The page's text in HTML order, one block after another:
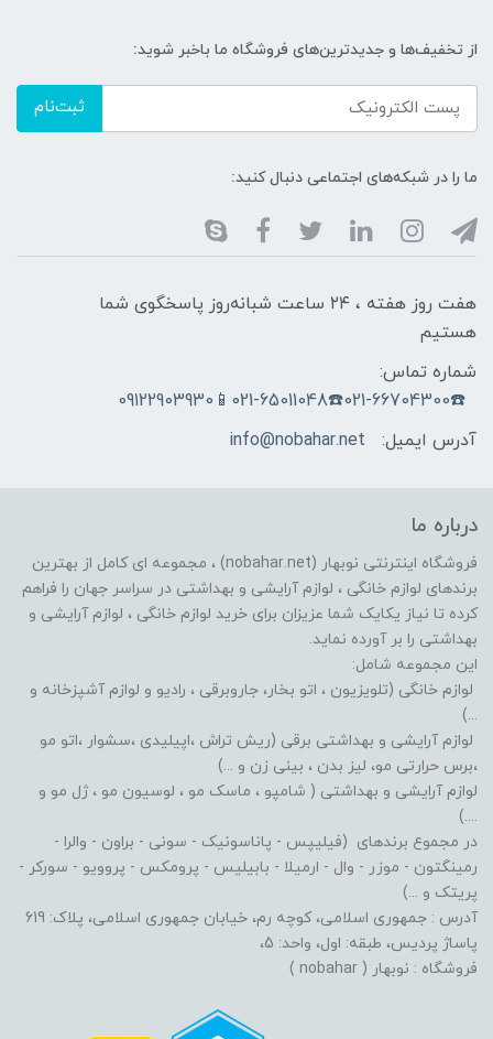
از تخفیف‌ها و جدیدترین‌های فروشگاه ما باخبر شوید:
ثبت‌نام
ما را در شبکه‌های اجتماعی دنبال کنید:
هفت روز هفته ، ۲۴ ساعت شبانه‌روز پاسخگوی شما
هستیم
شماره تماس:
☎️021-66704300☎️021-65011048📱09122903930
آدرس ایمیل:
info@nobahar.net
درباره ما
فروشگاه اینترنتی نوبهار (nobahar.net) ، مجموعه ای کامل از بهترین
برندهای لوازم خانگی ، لوازم آرایشی و بهداشتی در سراسر جهان را فراهم
کرده تا نیاز یکایک شما عزیزان برای خرید لوازم خانگی ، لوازم آرایشی و
بهداشتی را بر آورده نماید.
این مجموعه شامل:
لوازم خانگی (تلویزیون ، اتو بخار، جاروبرقی ، رادیو و لوازم آشپزخانه و
...)
لوازم آرایشی و بهداشتی برقی (ریش تراش ،اپیلیدی ،سشوار ،اتو مو
،برس حرارتی مو، لیز بدن ، بینی زن و ...)
لوازم آرایشی و بهداشتی ( شامپو ، ماسک مو ، لوسیون مو ، ژل مو و
....)
در مجموع برندهای (فیلیپس - پاناسونیک - سونی - براون - والرا -
رمینگتون - موزر - وال - ارمیلا - بابیلیس - پرومکس - پروویو - سورکر -
پریتک و ...)
آدرس : جمهوری اسلامی، کوچه رم، خیابان جمهوری اسلامی، پلاک: 619
پاساژ پردیس، طبقه: اول، واحد: 5،
فروشگاه : نوبهار ( nobahar )